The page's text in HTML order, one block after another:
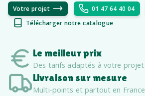
Votre projet 01 47 64 40 04
Télécharger notre catalogue
Le meilleur prix
Des tarifs adaptés à votre projet
Livraison sur mesure
Multi-points et partout en France